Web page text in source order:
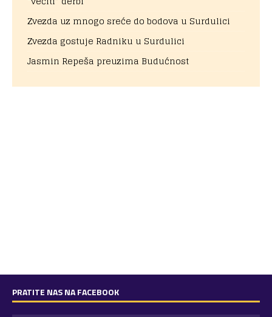
Zvezda uz mnogo sreće do bodova u Surdulici
Zvezda gostuje Radniku u Surdulici
Jasmin Repeša preuzima Budućnost
PRATITE NAS NA FACEBOOK